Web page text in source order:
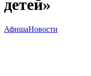
детей»
АфишаНовости